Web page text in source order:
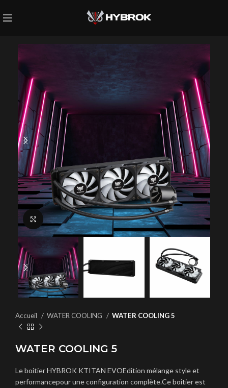
Click to enlarge
Accueil WATER COOLING WATER COOLING 5
WATER COOLING 5
Le boitier HYBROK KTITAN EVOEdition mélange style et
performancepour une configuration complète.Ce boitier est